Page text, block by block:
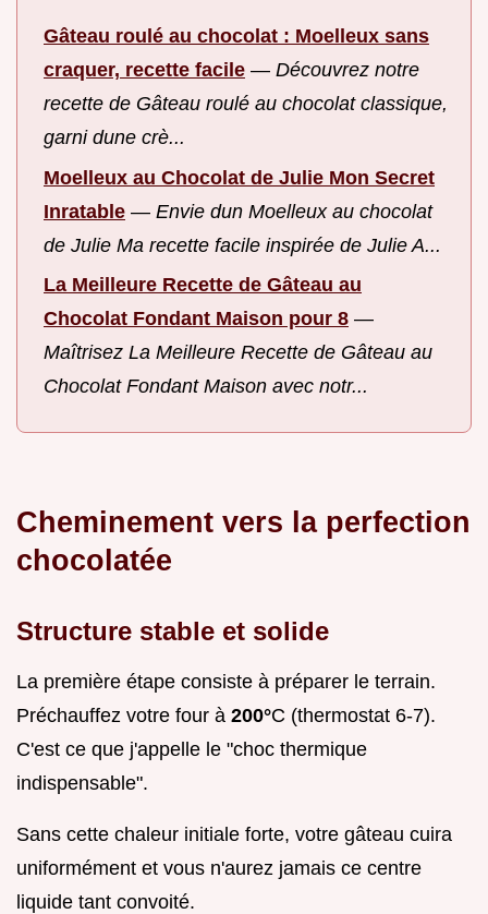
Gâteau roulé au chocolat : Moelleux sans
craquer, recette facile — Découvrez notre
recette de Gâteau roulé au chocolat classique,
garni dune crè...
Moelleux au Chocolat de Julie Mon Secret
Inratable — Envie dun Moelleux au chocolat
de Julie Ma recette facile inspirée de Julie A...
La Meilleure Recette de Gâteau au
Chocolat Fondant Maison pour 8 —
Maîtrisez La Meilleure Recette de Gâteau au
Chocolat Fondant Maison avec notr...
Cheminement vers la perfection
chocolatée
Structure stable et solide
La première étape consiste à préparer le terrain.
Préchauffez votre four à 200°C (thermostat 6-7).
C'est ce que j'appelle le "choc thermique
indispensable".
Sans cette chaleur initiale forte, votre gâteau cuira
uniformément et vous n'aurez jamais ce centre
liquide tant convoité.